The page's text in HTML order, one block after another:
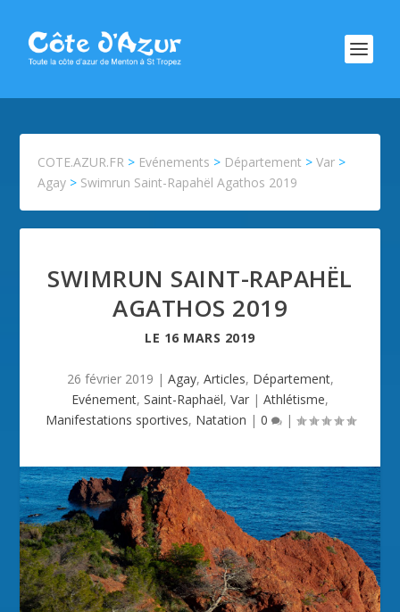
COTE.AZUR.FR > Evénements > Département >Var >
Agay > Swimrun Saint-Rapahël Agathos 2019
SWIMRUN SAINT-RAPAHËL
AGATHOS 2019
LE 16 MARS 2019
26 février 2019 | Agay, Articles, Département,
Evénement, Saint-Raphaël, Var | Athlétisme,
Manifestations sportives, Natation | 0 |